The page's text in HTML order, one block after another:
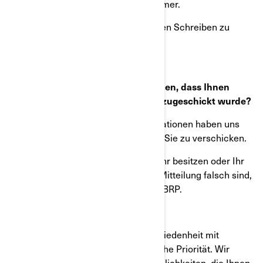
Schreibens an den Leasingnehmer.
Das Gleiche gilt für alle künftigen Schreiben zu
Was sollten Sie tun, wenn Sie glauben, dass Ihnen
diese Mitteilung fälschlicherweise zugeschickt wurde?
Die uns derzeit vorliegenden Informationen haben uns
dazu veranlasst, diese Mitteilung an Sie zu verschicken.
Wenn Sie dieses Fahrzeug nicht mehr besitzen oder Ihr
Name oder Ihre Anschrift in dieser Mitteilung falsch sind,
wenden Sie sich bitte umgehend an BRP.
Ihre Sicherheit und fortlaufende Zufriedenheit mit
unseren Produkten haben für uns hohe Priorität. Wir